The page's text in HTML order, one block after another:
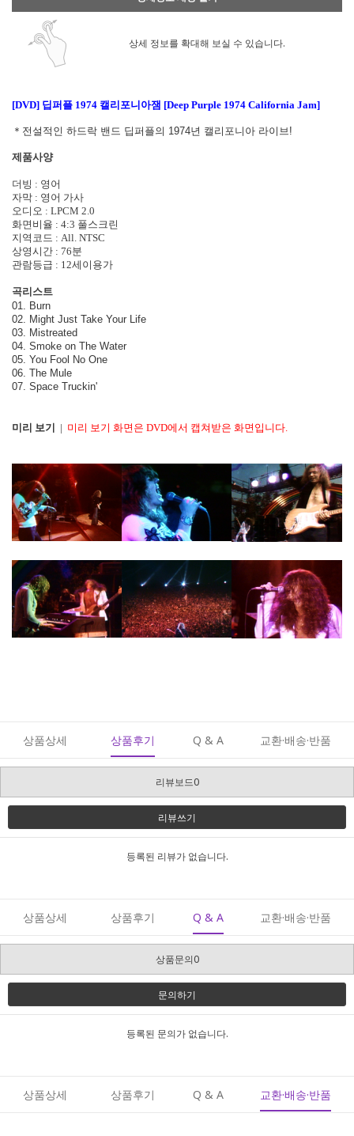
상세 정보를 확대해 보실 수 있습니다.
[DVD] 딥퍼플 1974 캘리포니아잼 [Deep Purple 1974 California Jam]
＊전설적인 하드락 밴드 딥퍼플의 1974년 캘리포니아 라이브!
제품사양
더빙 : 영어
자막 : 영어 가사
오디오 : LPCM 2.0
화면비율 : 4:3 풀스크린
지역코드 : All. NTSC
상영시간 : 76분
관람등급 : 12세이용가
곡리스트
01. Burn
02. Might Just Take Your Life
03. Mistreated
04. Smoke on The Water
05. You Fool No One
06. The Mule
07. Space Truckin'
미리 보기 | 미리 보기 화면은 DVD에서 캡쳐받은 화면입니다.
상품상세 상품후기 Q & A 교환·배송·반품
리뷰보드0
리뷰쓰기
등록된 리뷰가 없습니다.
상품상세 상품후기 Q & A 교환·배송·반품
상품문의0
문의하기
등록된 문의가 없습니다.
상품상세 상품후기 Q & A 교환·배송·반품